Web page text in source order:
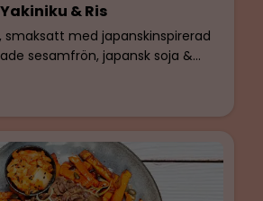
Strimlad Biff Yakiniku & Ris
med japanskinspirerad
sesamfrön, japansk soja &
och saffran. Glutenfri &